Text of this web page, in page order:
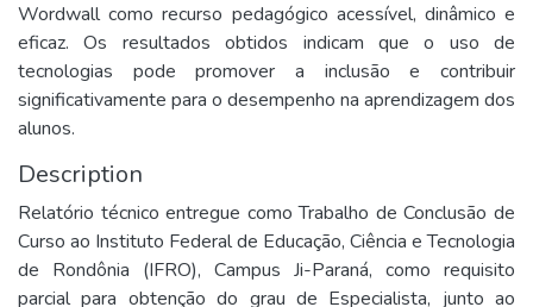
Wordwall como recurso pedagógico acessível, dinâmico e
eficaz. Os resultados obtidos indicam que o uso de
tecnologias pode promover a inclusão e contribuir
significativamente para o desempenho na aprendizagem dos
alunos.
Description
Relatório técnico entregue como Trabalho de Conclusão de
Curso ao Instituto Federal de Educação, Ciência e Tecnologia
de Rondônia (IFRO), Campus Ji-Paraná, como requisito
parcial para obtenção do grau de Especialista, junto ao